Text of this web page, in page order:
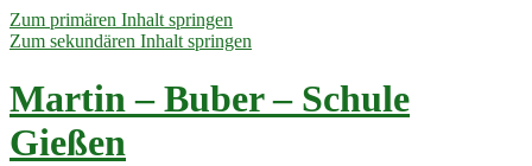
Zum primären Inhalt springen
Zum sekundären Inhalt springen
Martin – Buber – Schule
Gießen